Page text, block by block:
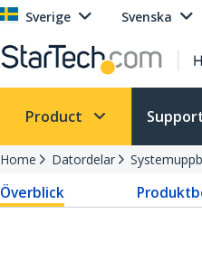
Sverige Svenska
Product
Home Datordelar
Överblick